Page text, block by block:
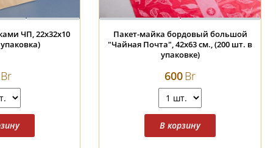
ЧП, 22х32х10
Br
Пакет-майка бордовый большой
"Чайная Почта", 42х63 см., (200 шт. в
упаковке)
600Br